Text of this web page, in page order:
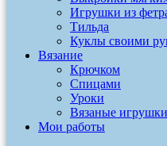
Игрушки из
Тильда
Куклы своими
Вязание
Крючком
Спицами
Уроки
Вязаные игрушки
Мои работы